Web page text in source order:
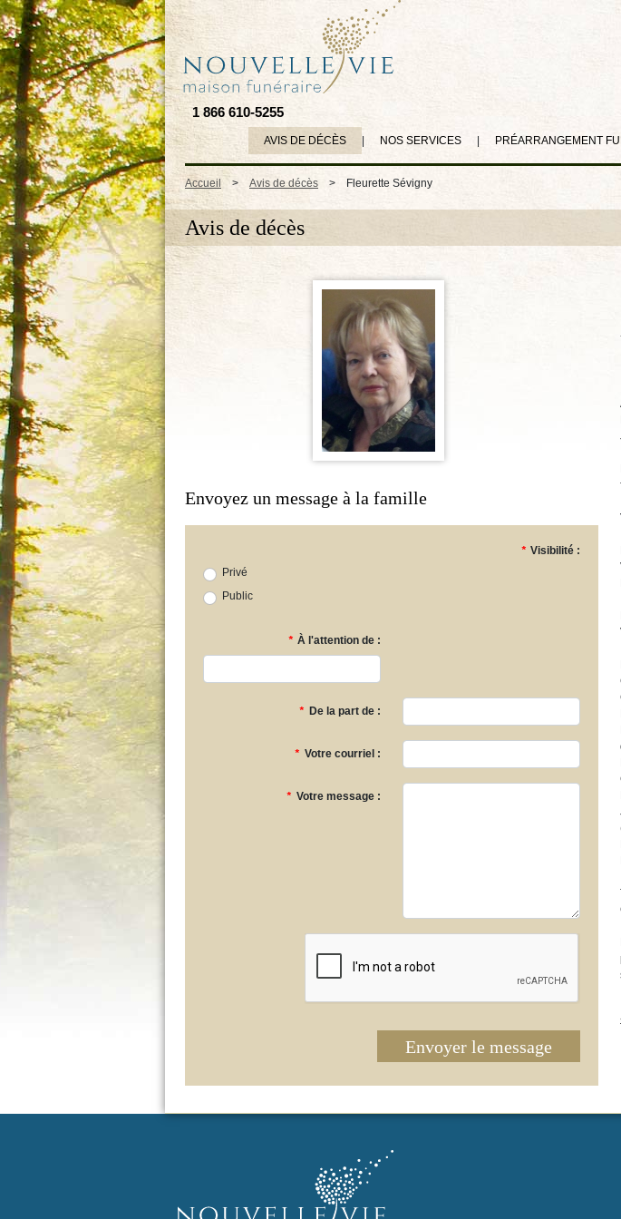
1 866 610-5255
AVIS DE DÉCÈS NOS SERVICES PRÉARRANGEMENT
Accueil > Avis de décès > Fleurette Sévigny
Avis de décès
Envoyez un message à la famille
* Visibilité :
Privé
Public
* À l'attention de :
* De la part de :
* Votre courriel :
* Votre message :
Envoyer le message